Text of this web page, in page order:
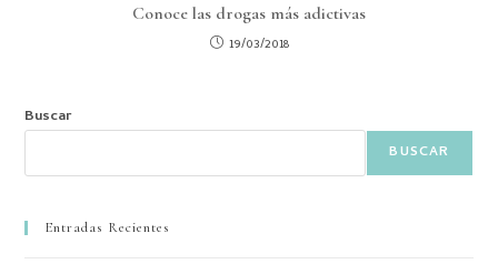
Conoce las drogas más adictivas
19/03/2018
Buscar
BUSCAR
Entradas Recientes